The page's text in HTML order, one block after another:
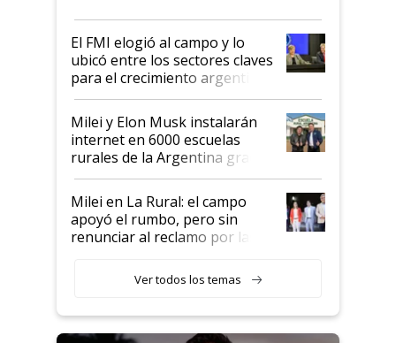
de Milei
El FMI elogió al campo y lo
ubicó entre los sectores claves
para el crecimiento argentino
Milei y Elon Musk instalarán
internet en 6000 escuelas
rurales de la Argentina gracias
a un acuerdo con Starlink
Milei en La Rural: el campo
apoyó el rumbo, pero sin
renunciar al reclamo por las
Ver todos los temas